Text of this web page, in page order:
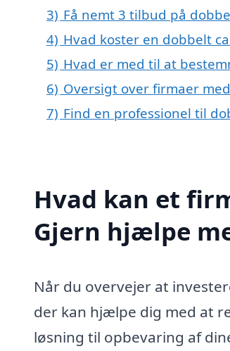
3) Få nemt 3 tilbud på
4) Hvad koster en dobbelt
5) Hvad er med til at
6) Oversigt over firmaer
7) Find en professionel til
Hvad kan et
Gjern hjælpe
Når du overvejer at
der kan hjælpe dig med at
løsning til opbevaring af